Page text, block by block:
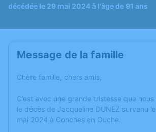
décédée le 29 mai 2024 à l'âge de 91 ans
Message de la famille
Chère famille, chers amis,
C’est avec une grande tristesse que
le décès de Jacqueline DUNEZ survenu
mai 2024 à Conches en Ouche.